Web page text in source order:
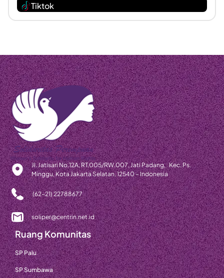
Tiktok
Jl. Jatisari No.12A, RT.005/RW.007, Jati Padang, Kec. Ps.
Minggu, Kota Jakarta Selatan, 12540 – Indonesia
(62-21) 22788677
soliper@centrin.net.id
Ruang Komunitas
SP Palu
SP Sumbawa